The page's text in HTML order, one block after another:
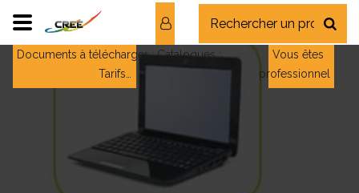
Documents à télécharger : Catalogues ;
Tarifs…
Vous êtes
professionnel